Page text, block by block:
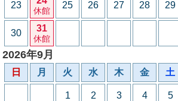
23
休館
25 26 27 28 29
30 31
休館
2026年9月
日 月 火 水 木 金 土
1 2 3 4 5